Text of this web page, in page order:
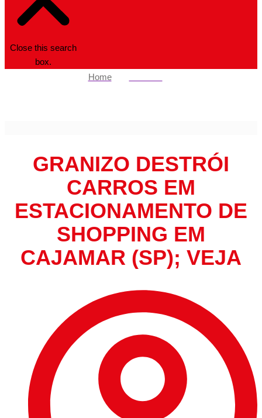
Close this search
box.
Home
GRANIZO DESTRÓI
CARROS EM
ESTACIONAMENTO DE
SHOPPING EM
CAJAMAR (SP); VEJA